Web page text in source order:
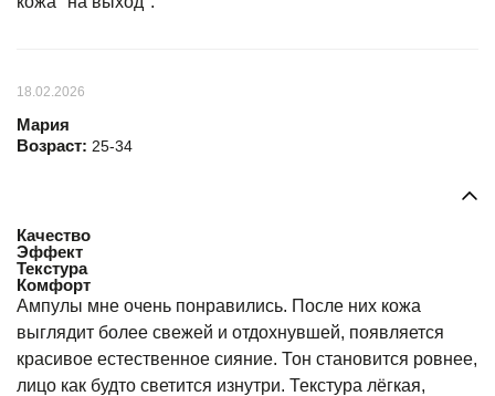
18.02.2026
Мария
Возраст: 25-34
Качество
Эффект
Текстура
Комфорт
Ампулы мне очень понравились. После них кожа
выглядит более свежей и отдохнувшей, появляется
красивое естественное сияние. Тон становится ровнее,
лицо как будто светится изнутри. Текстура лёгкая,